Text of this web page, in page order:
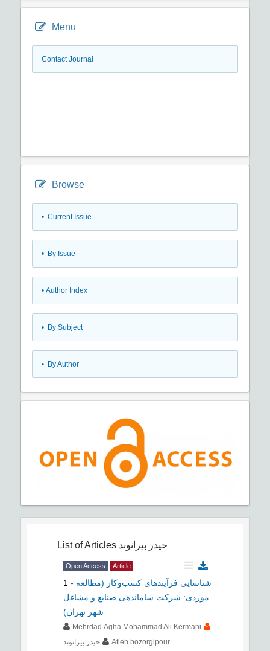
Menu
Contact Journal
Browse
• Current Issue
• By Issue
• Author Index
• By Subject
• By Author
List of Articles حیدر بیرانوند
Open Access Article
1 - شناسایی فرآیندهای کسب‌وکار (مطالعه
موردی: شرکت ساماندهی صنایع و مشاغل
شهر تهران)
Mehrdad Agha Mohammad Ali Kermani
حیدر بیرانوند
Atieh bozorgipour